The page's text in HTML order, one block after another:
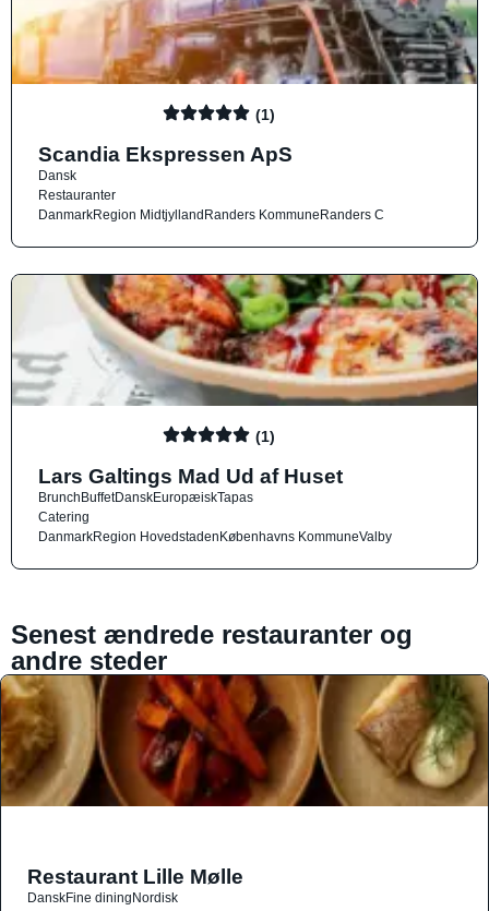
(1)
Scandia Ekspressen ApS
Dansk
Restauranter
DanmarkRegion MidtjyllandRanders KommuneRanders C
(1)
Lars Galtings Mad Ud af Huset
BrunchBuffetDanskEuropæiskTapas
Catering
DanmarkRegion HovedstadenKøbenhavns KommuneValby
Senest ændrede restauranter og
andre steder
Restaurant Lille Mølle
DanskFine diningNordisk